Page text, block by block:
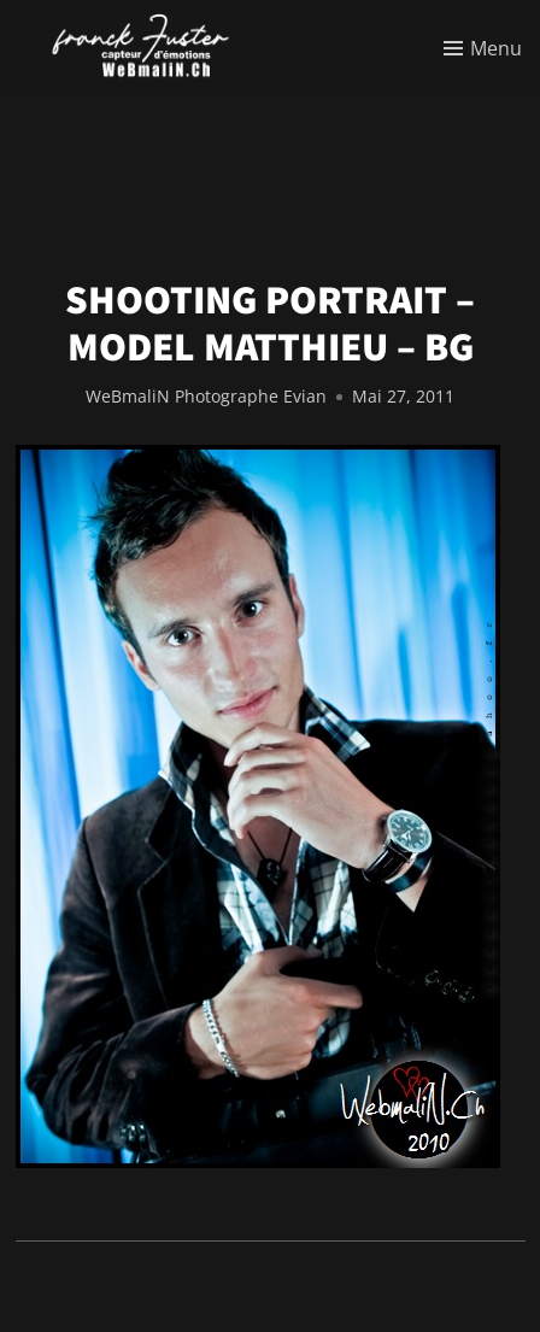
Menu
SHOOTING PORTRAIT –
MODEL MATTHIEU – BG
WeBmaliN Photographe Evian Mai 27, 2011